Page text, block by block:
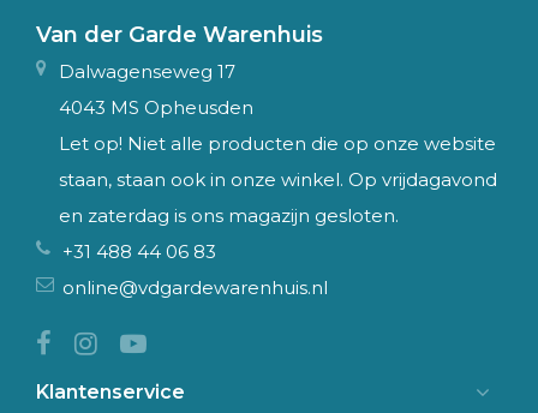
Van der Garde Warenhuis
Dalwagenseweg 17
4043 MS Opheusden
Let op! Niet alle producten die op onze website
staan, staan ook in onze winkel. Op vrijdagavond
en zaterdag is ons magazijn gesloten.
+31 488 44 06 83
online@vdgardewarenhuis.nl
Klantenservice